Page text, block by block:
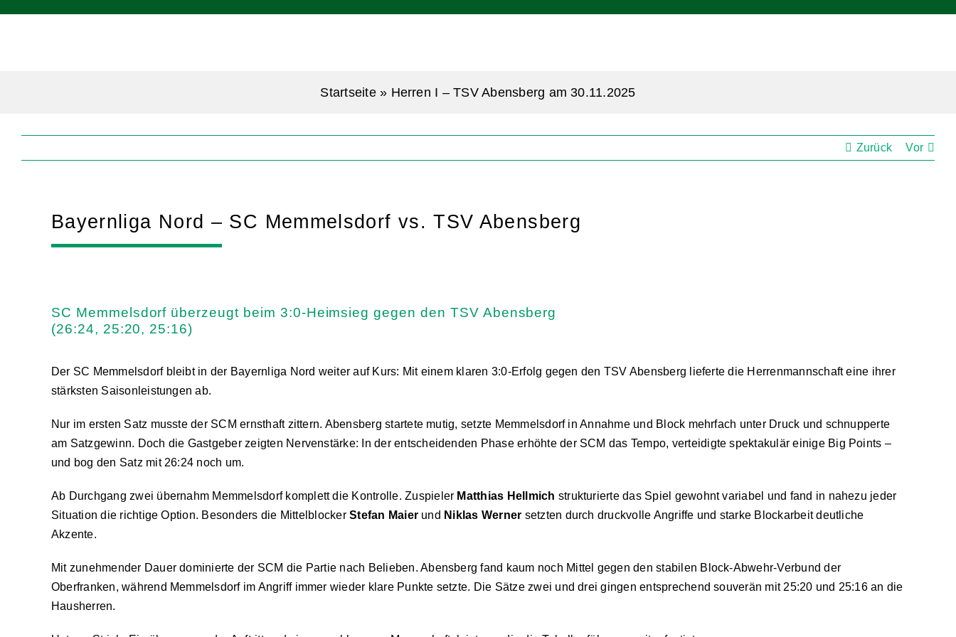
Startseite» Herren I – TSV Abensberg am 30.11.2025
Zurück Vor
Bayernliga Nord – SC Memmelsdorf vs. TSV Abensberg
SC Memmelsdorf überzeugt beim 3:0-Heimsieg gegen den TSV Abensberg
(26:24, 25:20, 25:16)
Der SC Memmelsdorf bleibt in der Bayernliga Nord weiter auf Kurs: Mit einem klaren 3:0-Erfolg gegen den TSV Abensberg lieferte die Herrenmannschaft eine ihrer
stärksten Saisonleistungen ab.
Nur im ersten Satz musste der SCM ernsthaft zittern. Abensberg startete mutig, setzte Memmelsdorf in Annahme und Block mehrfach unter Druck und schnupperte
am Satzgewinn. Doch die Gastgeber zeigten Nervenstärke: In der entscheidenden Phase erhöhte der SCM das Tempo, verteidigte spektakulär einige Big Points –
und bog den Satz mit 26:24 noch um.
Ab Durchgang zwei übernahm Memmelsdorf komplett die Kontrolle. Zuspieler Matthias Hellmich strukturierte das Spiel gewohnt variabel und fand in nahezu jeder
Situation die richtige Option. Besonders die MittelblockerStefan Maier und Niklas Werner setzten durch druckvolle Angriffe und starke Blockarbeit deutliche
Akzente.
Mit zunehmender Dauer dominierte der SCM die Partie nach Belieben. Abensberg fand kaum noch Mittel gegen den stabilen Block-Abwehr-Verbund der
Oberfranken, während Memmelsdorf im Angriff immer wieder klare Punkte setzte. Die Sätze zwei und drei gingen entsprechend souverän mit 25:20 und 25:16 an die
Hausherren.